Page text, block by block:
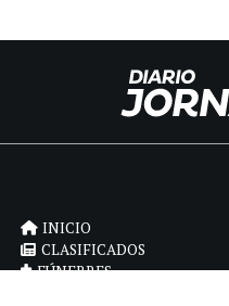
INICIO
CLASIFICADOS
FÚNEBRES